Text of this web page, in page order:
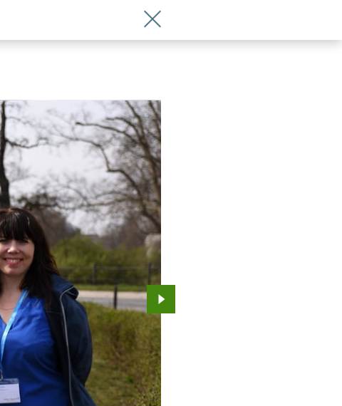
Wróć do artykułu Pomysł z Japonii
Przejdź do kolejnego zdjęcia.